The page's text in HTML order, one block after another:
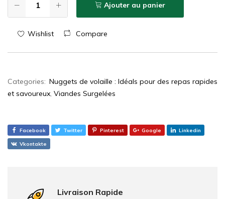
Ajouter au panier
Wishlist Compare
Categories: Nuggets de volaille : Idéals pour des repas rapides
et savoureux, Viandes Surgelées
Facebook Twitter Pinterest Google Linkedin
Vkontakte
Livraison Rapide